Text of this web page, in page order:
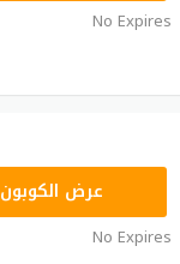
No Expires
RRF24عرض الكوبون
No Expires